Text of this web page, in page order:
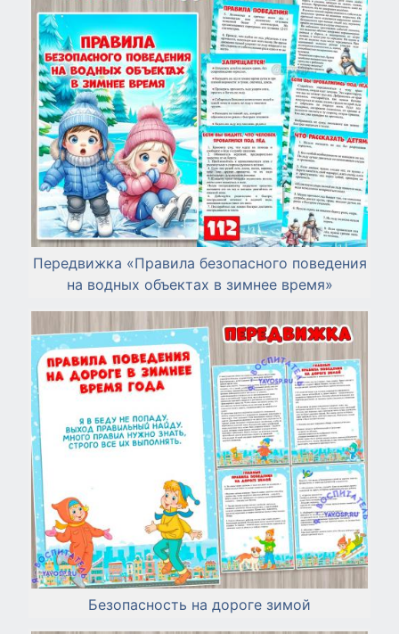
Передвижка «Правила безопасного поведения
на водных объектах в зимнее время»
Безопасность на дороге зимой